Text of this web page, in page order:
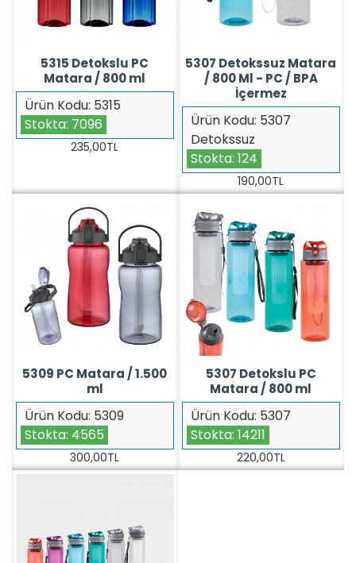
Ürün Kodu: 5315
Stokta: 7096
5315 Detokslu PC
Matara / 800 ml
235,00TL
Ürün Kodu: 5307
Detokssuz
Stokta: 124
5307 Detokssuz Matara
/ 800 Ml - PC / BPA
İçermez
190,00TL
Ürün Kodu: 5309
Stokta: 4565
5309 PC Matara / 1.500
ml
300,00TL
Ürün Kodu: 5307
Stokta: 14211
5307 Detokslu PC
Matara / 800 ml
220,00TL